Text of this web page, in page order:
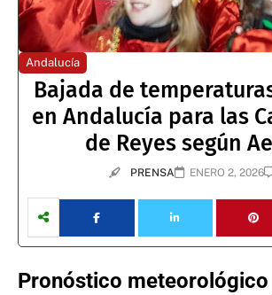
Andalucía
Bajada de
en Andalucía para las
de Reyes según
PRENSA ENERO 2, 2026
Pronóstico meteorológico